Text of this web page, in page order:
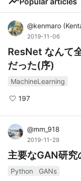
@kenmaro (
2019-11-06
ResNet なんて
だった(序)
MachineLearning
197
@mm_918
2019-11-29
主要なGAN研究
Python GANs